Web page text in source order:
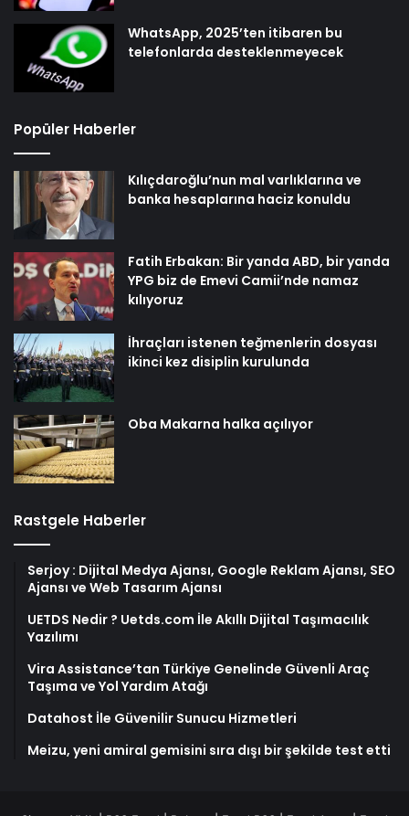
WhatsApp, 2025’ten itibaren bu
telefonlarda desteklenmeyecek
Popüler Haberler
Kılıçdaroğlu’nun mal varlıklarına ve
banka hesaplarına haciz konuldu
Fatih Erbakan: Bir yanda ABD, bir yanda
YPG biz de Emevi Camii’nde namaz
kılıyoruz
İhraçları istenen teğmenlerin dosyası
ikinci kez disiplin kurulunda
Oba Makarna halka açılıyor
Rastgele Haberler
Serjoy : Dijital Medya Ajansı, Google Reklam Ajansı, SEO
Ajansı ve Web Tasarım Ajansı
UETDS Nedir ? Uetds.com İle Akıllı Dijital Taşımacılık
Yazılımı
Vira Assistance’tan Türkiye Genelinde Güvenli Araç
Taşıma ve Yol Yardım Atağı
Datahost İle Güvenilir Sunucu Hizmetleri
Meizu, yeni amiral gemisini sıra dışı bir şekilde test etti